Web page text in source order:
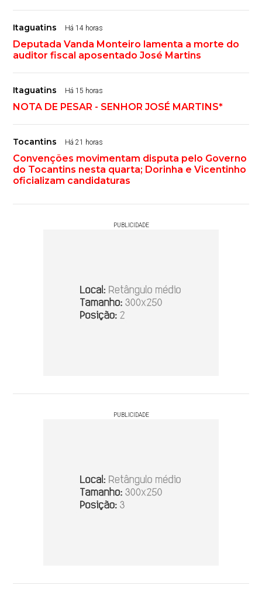
Itaguatins Há 14 horas
Deputada Vanda Monteiro lamenta a morte do
auditor fiscal aposentado José Martins
Itaguatins Há 15 horas
NOTA DE PESAR - SENHOR JOSÉ MARTINS*
Tocantins Há 21 horas
Convenções movimentam disputa pelo Governo
do Tocantins nesta quarta; Dorinha e Vicentinho
oficializam candidaturas
PUBLICIDADE
PUBLICIDADE